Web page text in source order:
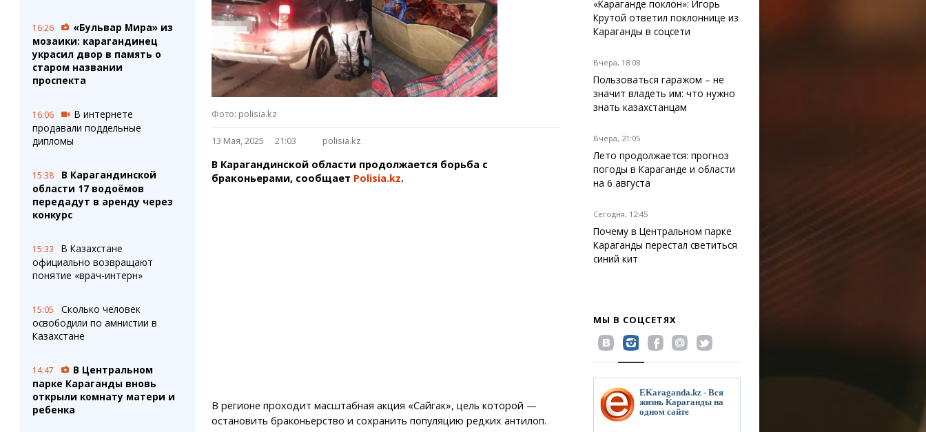
Коллаж недели
Ешкин гороскоп
Пробки
Карта Караганды
Организации
Мой участковый
Перекрытие дорог
Темиртау
Балхаш
Жезказган
Фото
Видео
Сервисы
Переводчик
Справочник
Автобусные остановки
Каталог компаний
Купить шины, легко!
16:26
«Бульвар Мира» из
мозаики: карагандинец
украсил двор в память о
старом названии
проспекта
16:06
В интернете
продавали поддельные
дипломы
15:38
В Карагандинской
области 17 водоёмов
передадут в аренду через
конкурс
15:33
В Казахстане
официально возвращают
понятие «врач-интерн»
15:05
Сколько человек
освободили по амнистии в
Казахстане
14:47
В Центральном
парке Караганды вновь
открыли комнату матери и
ребенка
Фото: polisia.kz
13 Мая, 2025 21:03 polisia.kz
В Карагандинской области продолжается борьба с
браконьерами, сообщает Polisia.kz.
В регионе проходит масштабная акция «Сайгак», цель которой —
остановить браконьерство и сохранить популяцию редких антилоп.
«Караганде поклон»: Игорь
Крутой ответил поклоннице из
Караганды в соцсети
Вчера, 18:08
Пользоваться гаражом – не
значит владеть им: что нужно
знать казахстанцам
Вчера, 21:05
Лето продолжается: прогноз
погоды в Караганде и области
на 6 августа
Сегодня, 12:45
Почему в Центральном парке
Караганды перестал светиться
синий кит
МЫ В СОЦСЕТЯХ
EKaraganda.kz - Вся
жизнь Караганды на
одном сайте